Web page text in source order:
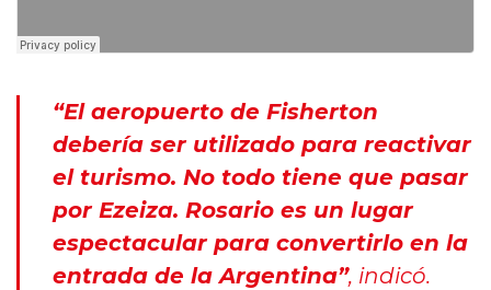
“El aeropuerto de Fisherton
debería ser utilizado para reactivar
el turismo. No todo tiene que pasar
por Ezeiza. Rosario es un lugar
espectacular para convertirlo en la
entrada de la Argentina”, indicó.